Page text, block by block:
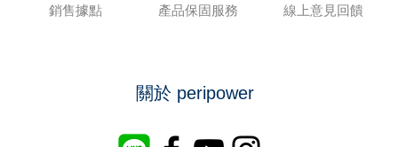
銷售據點 產品保固服務 線上意見回饋
關於 peripower